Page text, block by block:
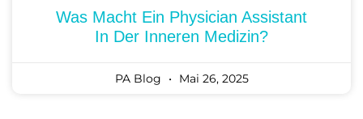
Was Macht Ein Physician Assistant
In Der Inneren Medizin?
PA Blog Mai 26, 2025